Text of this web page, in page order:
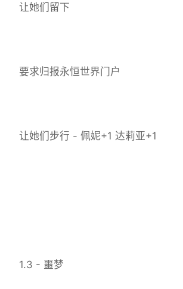
让她们留下
要求归报永恒世界门户
让她们步行 - 佩妮+1 达莉亚+1
1.3 - 噩梦